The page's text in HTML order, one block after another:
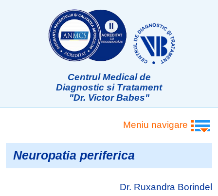
Centrul Medical de
Diagnostic si Tratament
"Dr. Victor Babes"
Meniu navigare
Neuropatia periferica
Dr. Ruxandra Borindel